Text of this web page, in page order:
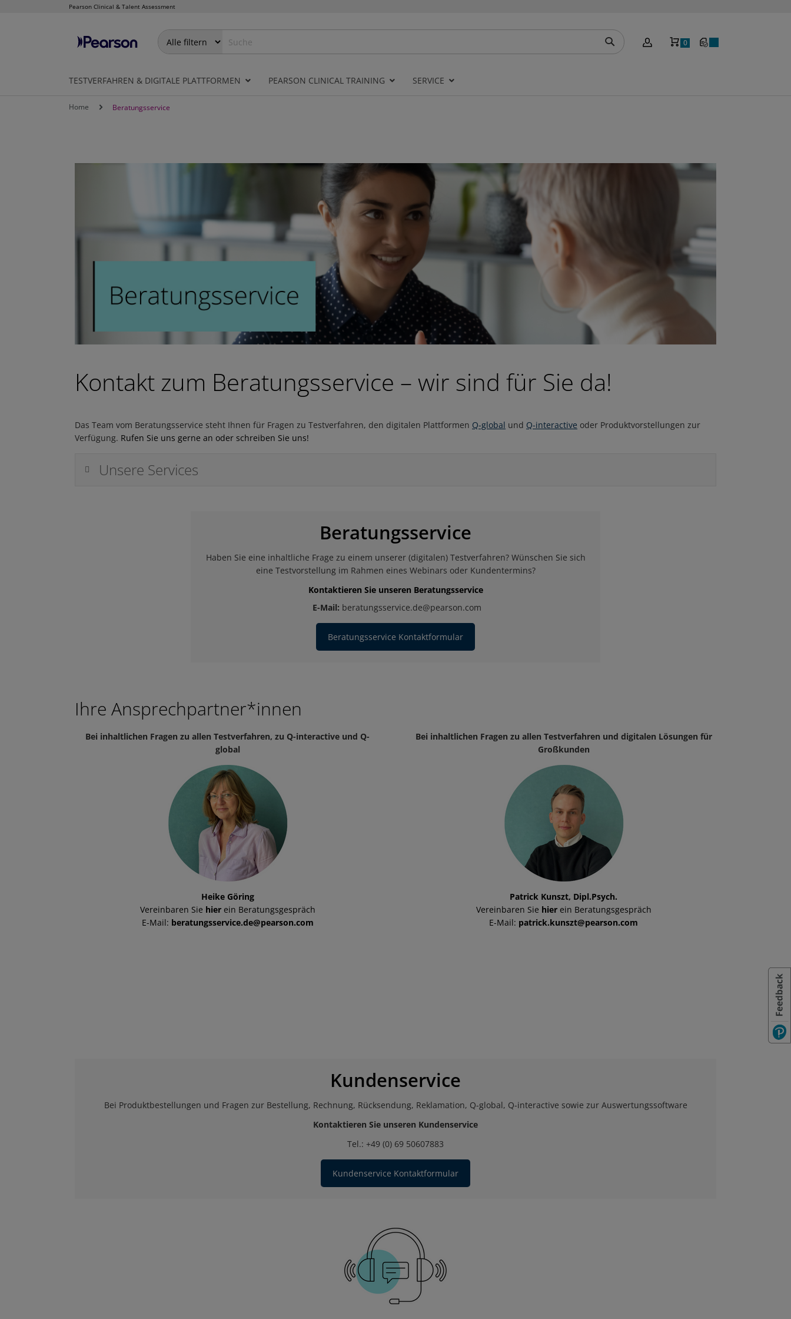
Pearson Clinical & Talent Assessment
Direkt
Mein Warenkorb
0
TESTVERFAHREN & DIGITALE PLATTFORMEN PEARSON CLINICAL TRAINING SERVICE
Home Beratungsservice
Kontakt zum Beratungsservice – wir sind für Sie da!
Das Team vom Beratungsservice steht Ihnen für Fragen zu Testverfahren, den digitalen Plattformen Q-global und Q-interactive oder Produktvorstellungen zur
Verfügung. Rufen Sie uns gerne an oder schreiben Sie uns!
Unsere Services
Beratungsservice
Haben Sie eine inhaltliche Frage zu einem unserer (digitalen) Testverfahren? Wünschen Sie sich
eine Testvorstellung im Rahmen eines Webinars oder Kundentermins?
Kontaktieren Sie unseren Beratungsservice
E-Mail: beratungsservice.de@pearson.com
Beratungsservice Kontaktformular
Ihre Ansprechpartner*innen
Bei inhaltlichen Fragen zu allen Testverfahren, zu Q-interactive und Q-
global
Heike Göring
Vereinbaren Sie hierein Beratungsgespräch
E-Mail: beratungsservice.de@pearson.com
Bei inhaltlichen Fragen zu allen Testverfahren und digitalen Lösungen für
Großkunden
Patrick Kunszt, Dipl.Psych.
Vereinbaren Sie hierein Beratungsgespräch
E-Mail: patrick.kunszt@pearson.com
Kundenservice
Bei Produktbestellungen und Fragen zur Bestellung, Rechnung, Rücksendung, Reklamation, Q-global, Q-interactive sowie zur Auswertungssoftware
Kontaktieren Sie unseren Kundenservice
Tel.: +49 (0) 69 50607883
Kundenservice Kontaktformular